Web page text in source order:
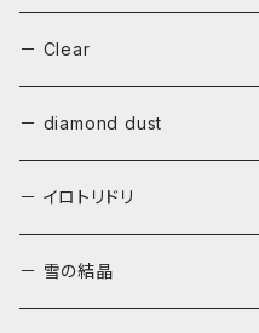
－ Clear
－ diamond dust
－ イロトリドリ
－ 雪の結晶